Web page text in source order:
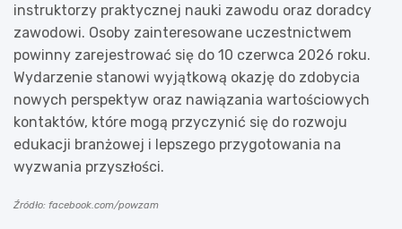
instruktorzy praktycznej nauki zawodu oraz doradcy
zawodowi. Osoby zainteresowane uczestnictwem
powinny zarejestrować się do 10 czerwca 2026 roku.
Wydarzenie stanowi wyjątkową okazję do zdobycia
nowych perspektyw oraz nawiązania wartościowych
kontaktów, które mogą przyczynić się do rozwoju
edukacji branżowej i lepszego przygotowania na
wyzwania przyszłości.
Źródło: facebook.com/powzam